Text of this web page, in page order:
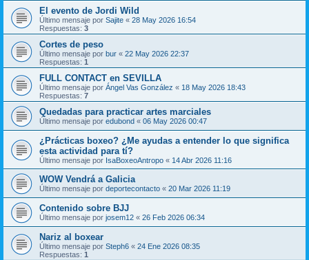
El evento de Jordi Wild
Último mensaje por Sajite « 28 May 2026 16:54
Respuestas: 3
Cortes de peso
Último mensaje por bur « 22 May 2026 22:37
Respuestas: 1
FULL CONTACT en SEVILLA
Último mensaje por Ángel Vas González « 18 May 2026 18:43
Respuestas: 7
Quedadas para practicar artes marciales
Último mensaje por edubond « 06 May 2026 00:47
¿Prácticas boxeo? ¿Me ayudas a entender lo que significa
esta actividad para tí?
Último mensaje por IsaBoxeoAntropo « 14 Abr 2026 11:16
WOW Vendrá a Galicia
Último mensaje por deportecontacto « 20 Mar 2026 11:19
Contenido sobre BJJ
Último mensaje por josem12 « 26 Feb 2026 06:34
Nariz al boxear
Último mensaje por Steph6 « 24 Ene 2026 08:35
Respuestas: 1